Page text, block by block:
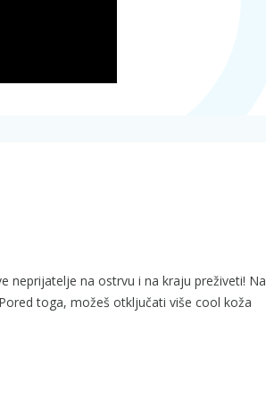
neprijatelje na ostrvu i na kraju preživeti! Na
toga, možeš otključati više cool koža